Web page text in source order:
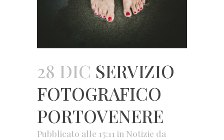
28 DIC SERVIZIO
FOTOGRAFICO
PORTOVENERE
Pubblicato alle 15:11 in Notizie da